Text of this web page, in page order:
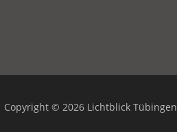
Copyright © 2026 Lichtblick Tübingen